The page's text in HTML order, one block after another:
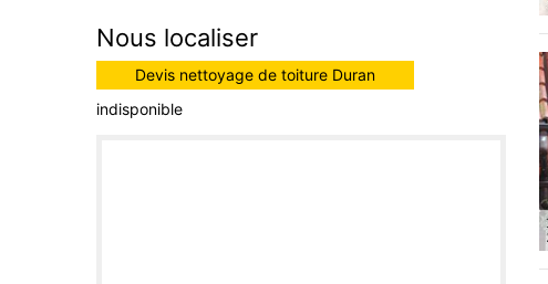
Nous localiser
Devis nettoyage de toiture Duran
indisponible